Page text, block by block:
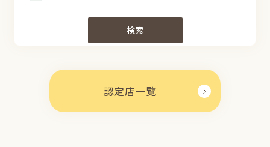
認定店一覧
検索